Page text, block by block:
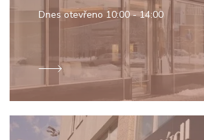
Dnes otevřeno10:00 - 14:00